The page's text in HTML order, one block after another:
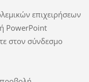
επιχειρήσεων
PowerPoint
στον σύνδεσμο